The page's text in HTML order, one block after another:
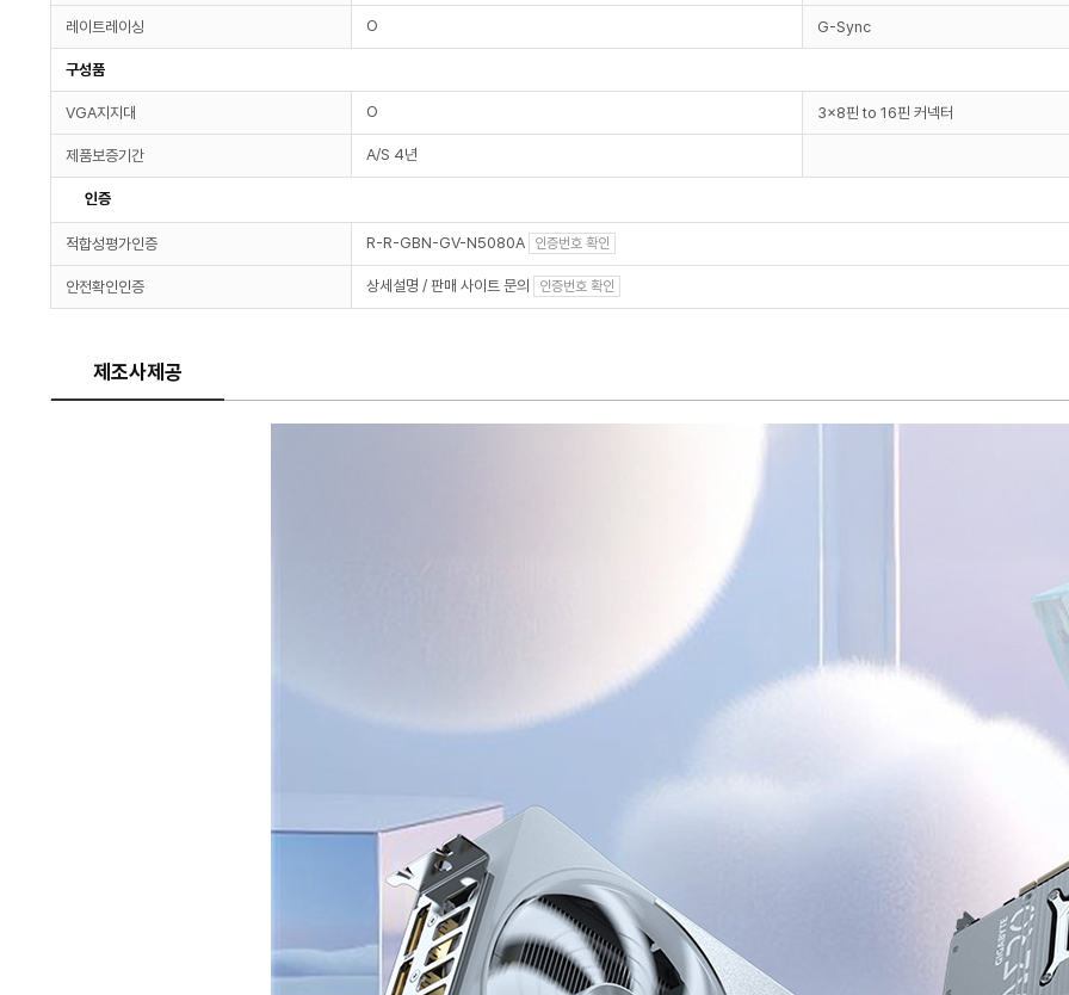
레이트레이싱 O G-Sync
구성품
VGA지지대 O 3x8핀 to 16핀 커넥터
제품보증기간 A/S 4년
인증
적합성평가인증 R-R-GBN-GV-N5080A 인증번호 확인
안전확인인증 상세설명 / 판매 사이트 문의 인증번호 확인
제조사제공